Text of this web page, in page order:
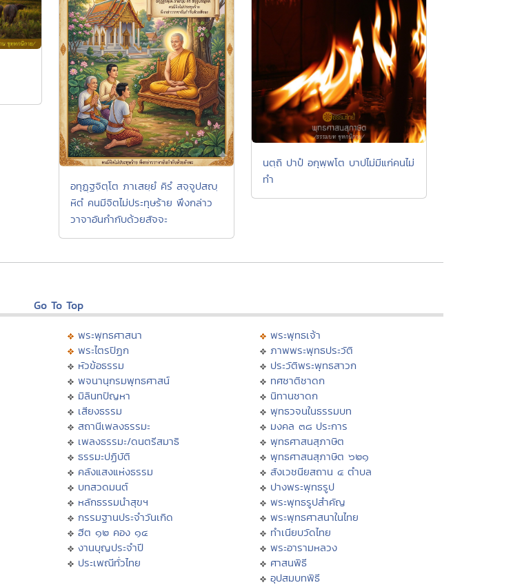
อทุฏฺฐจิตฺโต ภาเสยฺยํ คิรํ สจฺจูปสญฺ
หิตํ คนมีจิตไม่ประทุษร้าย พึงกล่าว
วาจาอันกำกับด้วยสัจจะ
นตฺถิ ปาปํ อกุพฺพโต บาปไม่มีแก่คนไม่
ทำ
Go To Top
พระพุทธศาสนา
พระไตรปิฏก
หัวข้อธรรม
พจนานุกรมพุทธศาสน์
มิลินทปัญหา
เสียงธรรม
สถานีเพลงธรรมะ
เพลงธรรมะ/ดนตรีสมาธิ
ธรรมะปฏิบัติ
คลังแสงแห่งธรรม
บทสวดมนต์
หลักธรรมนำสุขฯ
กรรมฐานประจำวันเกิด
ฮีต ๑๒ คอง ๑๔
งานบุญประจำปี
ประเพณีทั่วไทย
พระพุทธเจ้า
ภาพพระพุทธประวัติ
ประวัติพระพุทธสาวก
ทศชาติชาดก
นิทานชาดก
พุทธวจนในธรรมบท
มงคล ๓๘ ประการ
พุทธศาสนสุภาษิต
พุทธศาสนสุภาษิต ๖๒๑
สังเวชนียสถาน ๔ ตำบล
ปางพระพุทธรูป
พระพุทธรูปสำคัญ
พระพุทธศาสนาในไทย
ทำเนียบวัดไทย
พระอารามหลวง
ศาสนพิธี
อุปสมบทพิธี